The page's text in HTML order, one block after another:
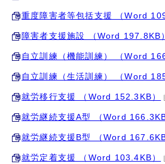
重度障害者等包括支援 （Word
障害者支援施設 （Word 197.8KB）
自立訓練（機能訓練） （Word
自立訓練（生活訓練） （Word
就労移行支援 （Word 152.3KB）
就労継続支援A型 （Word 166.3KB
就労継続支援B型 （Word 167.6KB
就労定着支援 （Word 103.4KB）